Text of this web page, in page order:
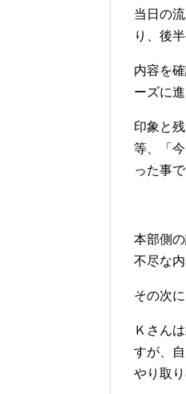
当日の
り、後
内容を
ーズに
印象と
等、「
った事
本部側
不尽な
その次
Ｋさん
すが、
やり取